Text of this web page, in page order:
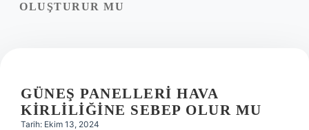
OLUŞTURUR MU
GÜNEŞ PANELLERI HAVA
KIRLILIĞINE SEBEP OLUR MU
Tarih: Ekim 13, 2024